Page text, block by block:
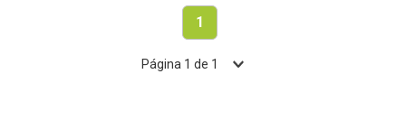
1
Página 1 de 1